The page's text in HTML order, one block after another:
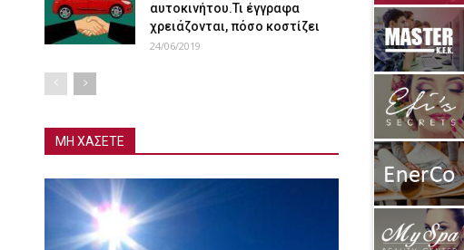
αυτοκινήτου.Τι έγγραφα
χρειάζονται, πόσο κοστίζει
24/06/2019
ΜΗ ΧΑΣΕΤΕ